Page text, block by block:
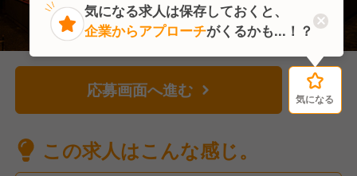
応募画面へ進む 気になる
この求人はこんな感じ。
気になる
気になる求人は保存しておくと、
企業からアプローチがくるかも...！？